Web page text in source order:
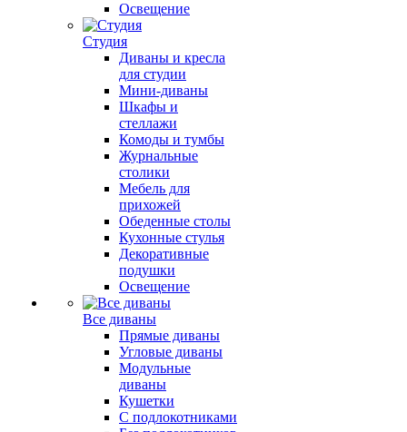
Освещение
Студия
Диваны и кресла
для студии
Мини-диваны
Шкафы и
стеллажи
Комоды и тумбы
Журнальные
столики
Мебель для
прихожей
Обеденные столы
Кухонные стулья
Декоративные
подушки
Освещение
Все диваны
Прямые диваны
Угловые диваны
Модульные
диваны
Кушетки
С подлокотниками